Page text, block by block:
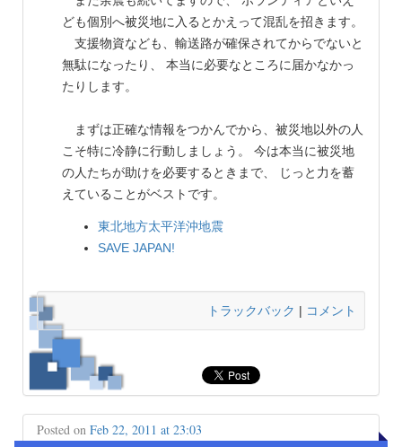
ども個別へ被災地に入るとかえって混乱を招きます。
支援物資なども、輸送路が確保されてからでないと
無駄になったり、 本当に必要なところに届かなかっ
たりします。
まずは正確な情報をつかんでから、被災地以外の人
こそ特に冷静に行動しましょう。 今は本当に被災地
の人たちが助けを必要するときまで、 じっと力を蓄
えていることがベストです。
東北地方太平洋沖地震
SAVE JAPAN!
トラックバック | コメント
Posted on Feb 22, 2011 at 23:03